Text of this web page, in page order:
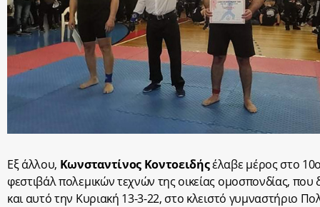
Εξ άλλου, Κωνσταντίνος Κοντοειδήςέλαβε μέρος στο
φεστιβάλ πολεμικών τεχνών της οικείας ομοσπονδίας, που
και αυτό την Κυριακή 13-3-22, στο κλειστό γυμναστήριο